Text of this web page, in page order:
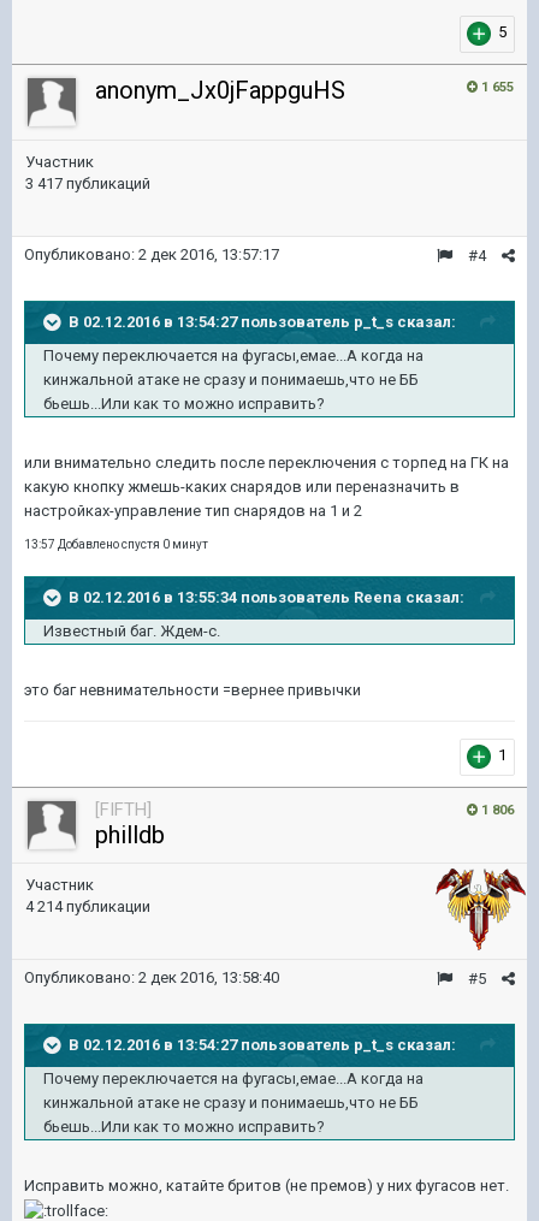
5
1 655
anonym_Jx0jFappguHS
Участник
3 417 публикаций
#4
Опубликовано: 2 дек 2016, 13:57:17
В 02.12.2016 в 13:54:27 пользователь p_t_s сказал:
Почему переключается на фугасы,емае...А когда на
кинжальной атаке не сразу и понимаешь,что не ББ
бьешь...Или как то можно исправить?
или внимательно следить после переключения с торпед на ГК на
какую кнопку жмешь-каких снарядов или переназначить в
настройках-управление тип снарядов на 1 и 2
13:57 Добавлено спустя 0 минут
В 02.12.2016 в 13:55:34 пользователь Reena сказал:
Известный баг. Ждем-с.
это баг невнимательности =вернее привычки
1
1 806
[FIFTH]
philldb
Участник
4 214 публикации
#5
Опубликовано: 2 дек 2016, 13:58:40
В 02.12.2016 в 13:54:27 пользователь p_t_s сказал:
Почему переключается на фугасы,емае...А когда на
кинжальной атаке не сразу и понимаешь,что не ББ
бьешь...Или как то можно исправить?
Исправить можно, катайте бритов (не премов) у них фугасов нет.